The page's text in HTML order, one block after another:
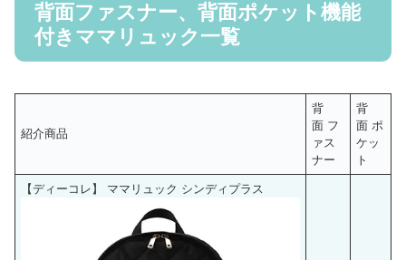
背面ファスナー、背面ポケット機能
付きママリュック一覧
紹介商品
背
面 フ
ァス
ナー
背
面 ポ
ケッ
ト
【ディーコレ】 ママリュック シンディプラス